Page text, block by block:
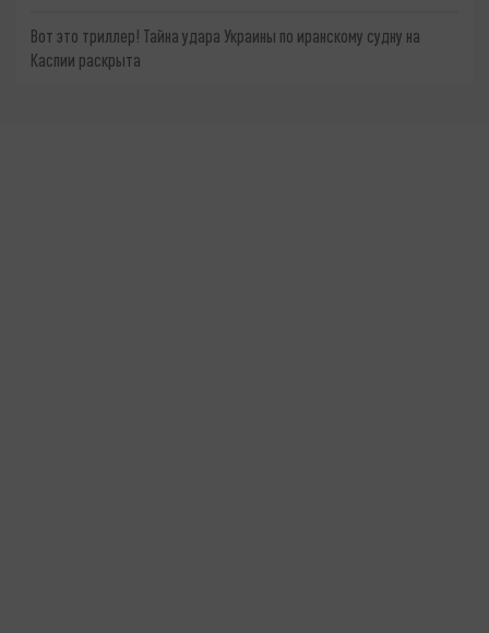
Вот это триллер! Тайна удара Украины по иранскому судну на
Каспии раскрыта